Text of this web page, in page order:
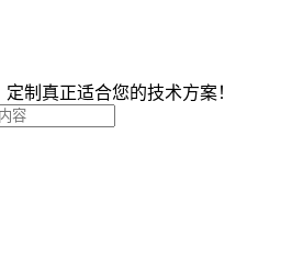
制真正适合您的技术方案！